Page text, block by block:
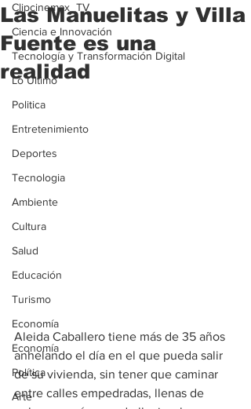
Clipcinemax_TV
Ciencia e Innovación
Tecnología y Transformación Digital
Lo Ultimo
Politica
Entretenimiento
Deportes
Tecnologia
Ambiente
Cultura
Salud
Educación
Turismo
Economía
Economía
Política
Arte
Las Manuelitas y Villa
Fuente es una
realidad
Aleida Caballero tiene más de 35 años
anhelando el día en el que pueda salir
de su vivienda, sin tener que caminar
entre calles empedradas, llenas de